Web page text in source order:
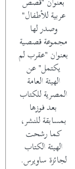
عربية للأطفال"
وصدر لها
مجموعة قصصية
بعنوان "عقرب لم
يكتمل" عن
الهيئة العامة
المصرية للكتاب
بعد فوزها
بمسابقة للنشر،
كما رشحت
الهيئة الكتاب
لجائزة ساويرس.